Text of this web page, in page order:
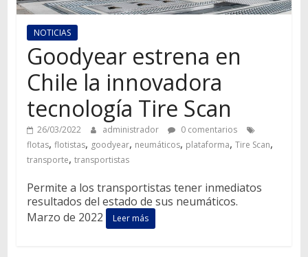
NOTICIAS
Goodyear estrena en
Chile la innovadora
tecnología Tire Scan
26/03/2022 administrador
0 comentarios
flotas, flotistas, goodyear, neumáticos, plataforma, Tire Scan,
transporte, transportistas
Permite a los transportistas tener inmediatos
resultados del estado de sus neumáticos.
Marzo de 2022
Leer más